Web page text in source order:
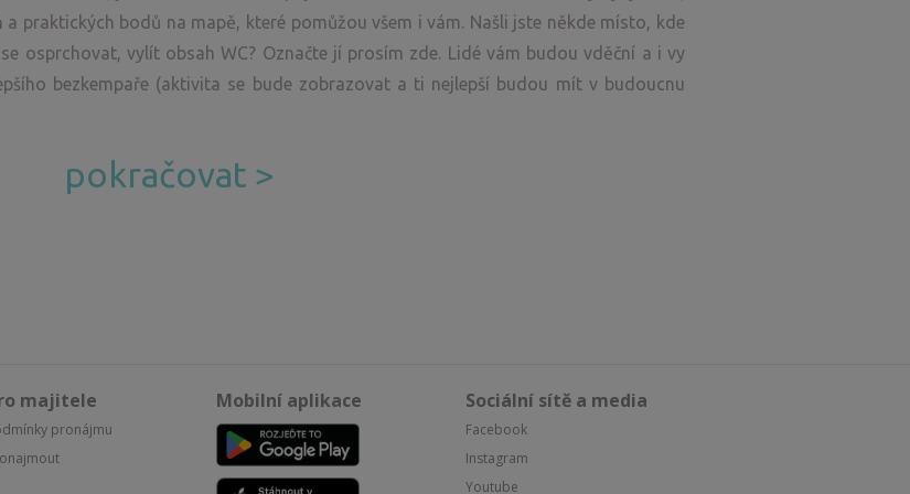
praktických bodů na mapě, které pomůžou všem i vám. Našli jste někde místo, kde
osprchovat, vylít obsah WC? Označte jí prosím zde. Lidé vám budou vděční a i vy
bezkempaře (aktivita se bude zobrazovat a ti nejlepší budou mít v budoucnu
pokračovat >
majitele
pronájmu
Mobilní aplikace Sociální sítě a media
Facebook
Instagram
Youtube